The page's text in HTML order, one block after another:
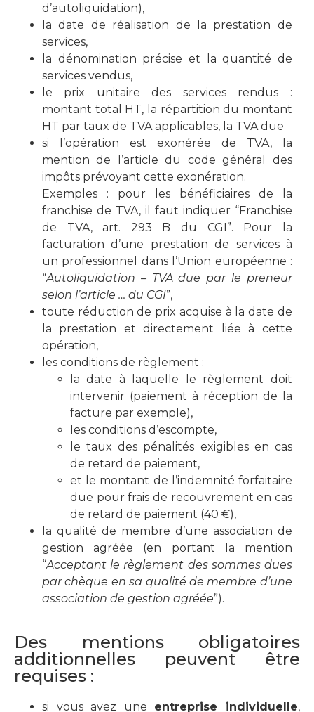
d’autoliquidation),
la date de réalisation de la prestation de
services,
la dénomination précise et la quantité de
services vendus,
le prix unitaire des services rendus :
montant total HT, la répartition du montant
HT par taux de TVA applicables, la TVA due
si l’opération est exonérée de TVA, la
mention de l’article du code général des
impôts prévoyant cette exonération.
Exemples : pour les bénéficiaires de la
franchise de TVA, il faut indiquer “Franchise
de TVA, art. 293 B du CGI”. Pour la
facturation d’une prestation de services à
un professionnel dans l’Union européenne :
“Autoliquidation – TVA due par le preneur
selon l’article … du CGI”,
toute réduction de prix acquise à la date de
la prestation et directement liée à cette
opération,
les conditions de règlement :
la date à laquelle le règlement doit
intervenir (paiement à réception de la
facture par exemple),
les conditions d’escompte,
le taux des pénalités exigibles en cas
de retard de paiement,
et le montant de l’indemnité forfaitaire
due pour frais de recouvrement en cas
de retard de paiement (40 €),
la qualité de membre d’une association de
gestion agréée (en portant la mention
“Acceptant le règlement des sommes dues
par chèque en sa qualité de membre d’une
association de gestion agréée”).
Des mentions obligatoires
additionnelles peuvent être
requises :
si vous avez une entreprise individuelle,